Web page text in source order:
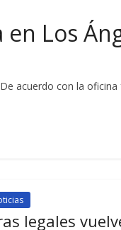
Los
acuerdo con la oficina
legales